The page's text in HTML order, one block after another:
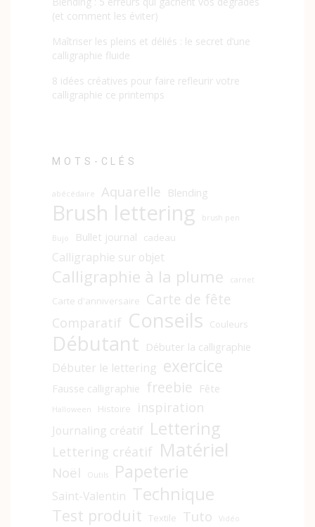
(et comment les éviter)
Maîtriser les pleins et déliés : le secret d’une
calligraphie fluide
8 idées créatives pour faire refleurir votre
calligraphie ce printemps
MOTS-CLÉS
abécédaire Aquarelle Blending
Brush lettering brush pen
Bujo Bullet journal cadeau
Calligraphie sur objet
Calligraphie à la plume carnet
Carte d'anniversaire Carte de fête
Comparatif Conseils Couleurs
Débutant Débuter la calligraphie
Débuter le lettering exercice
Fausse calligraphie freebie Fête
Halloween Histoire inspiration
Journaling créatif Lettering
Lettering créatif Matériel
Noël Outils Papeterie
Saint-Valentin Technique
Test produit Textile Tuto Vidéo